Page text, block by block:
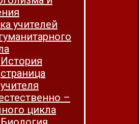
учителей
История
страница
учителя
–
цикла